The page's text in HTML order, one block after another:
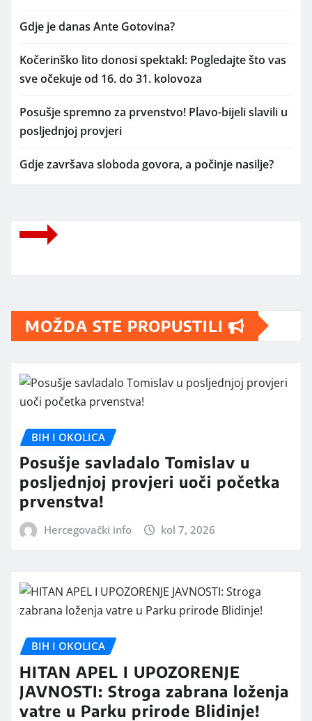
Gdje je danas Ante Gotovina?
Kočerinško lito donosi spektakl: Pogledajte što vas
sve očekuje od 16. do 31. kolovoza
Posušje spremno za prvenstvo! Plavo-bijeli slavili u
posljednjoj provjeri
Gdje završava sloboda govora, a počinje nasilje?
MOŽDA STE PROPUSTILI
BIH I OKOLICA
Posušje savladalo Tomislav u
posljednjoj provjeri uoči početka
prvenstva!
Hercegovački info kol 7, 2026
BIH I OKOLICA
HITAN APEL I UPOZORENJE
JAVNOSTI: Stroga zabrana loženja
vatre u Parku prirode Blidinje!